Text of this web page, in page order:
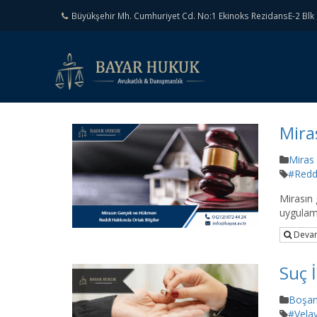
Büyükşehir Mh. Cumhuriyet Cd. No:1 Ekinoks RezidansE-2 Blk
Miras
Suç